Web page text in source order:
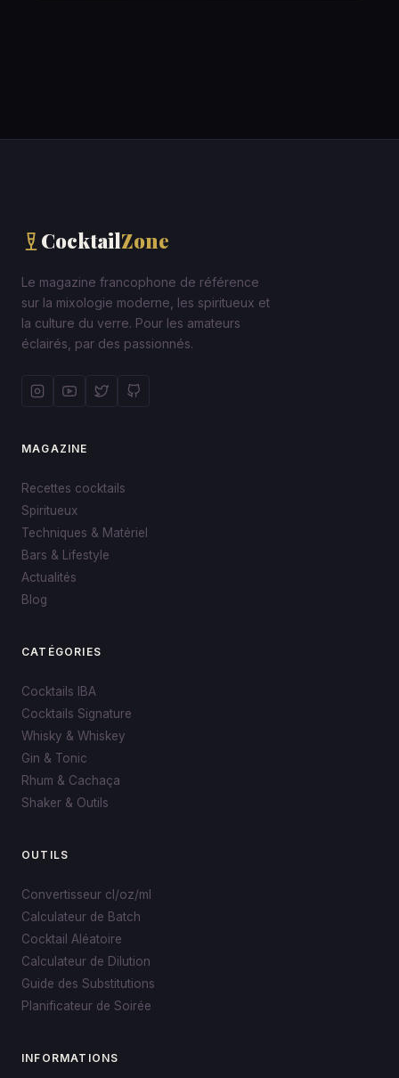
CocktailZone
Le magazine francophone de référence
sur la mixologie moderne, les spiritueux et
la culture du verre. Pour les amateurs
éclairés, par des passionnés.
MAGAZINE
Recettes cocktails
Spiritueux
Techniques & Matériel
Bars & Lifestyle
Actualités
Blog
CATÉGORIES
Cocktails IBA
Cocktails Signature
Whisky & Whiskey
Gin & Tonic
Rhum & Cachaça
Shaker & Outils
OUTILS
Convertisseur cl/oz/ml
Calculateur de Batch
Cocktail Aléatoire
Calculateur de Dilution
Guide des Substitutions
Planificateur de Soirée
INFORMATIONS